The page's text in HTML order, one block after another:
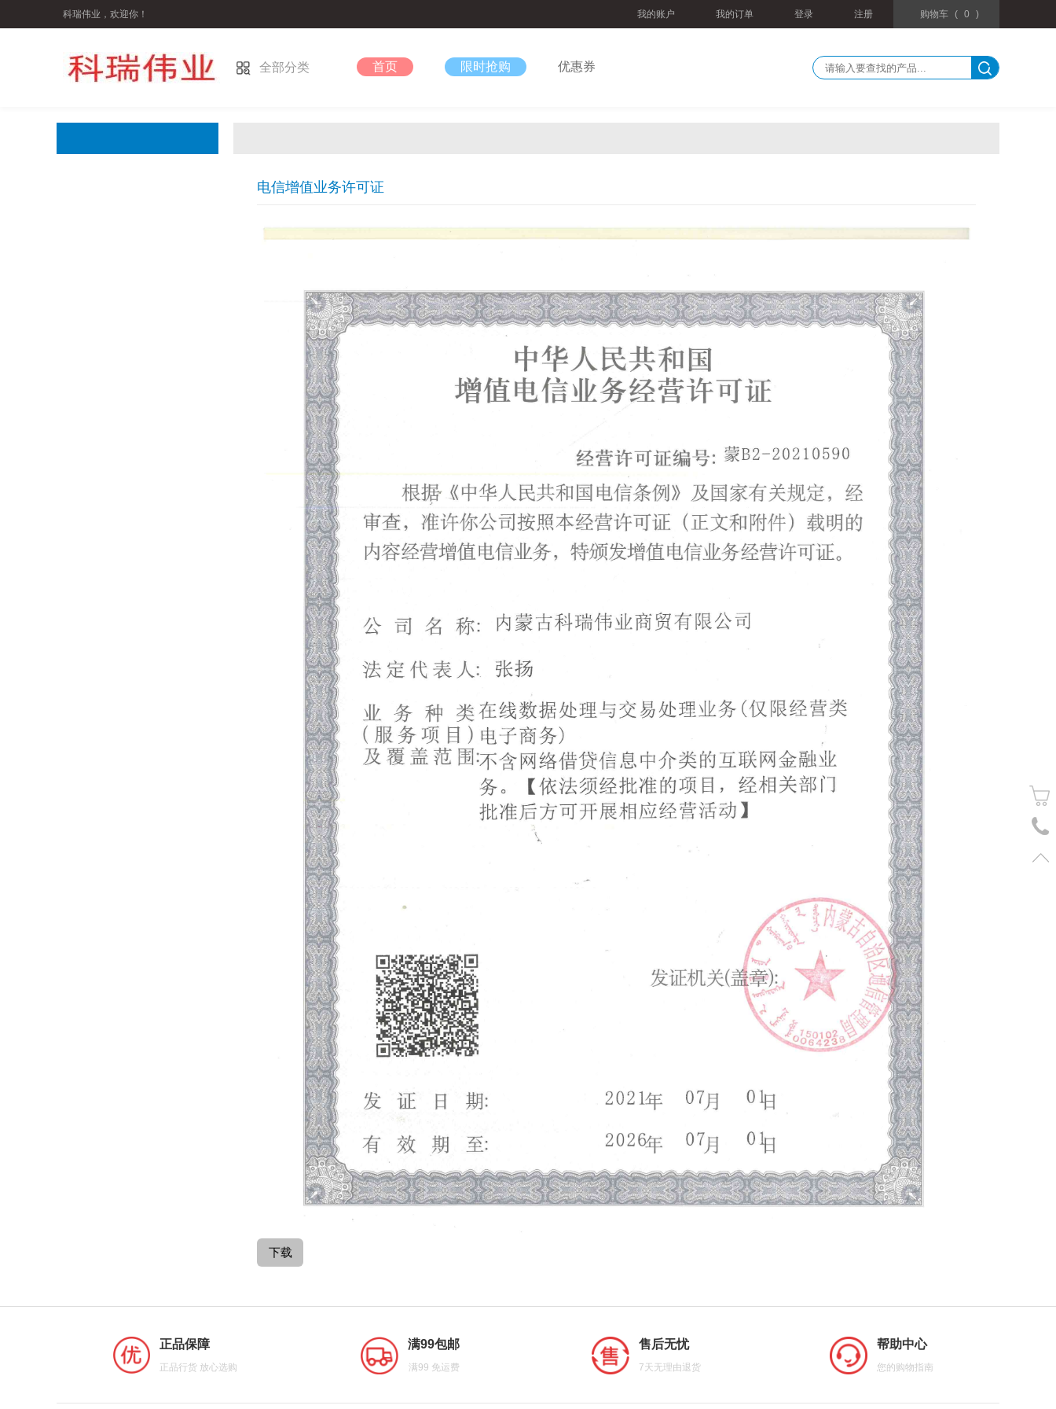
科瑞伟业，欢迎你！ 我的账户 我的订单 登录 注册 购物车 ( 0 )
全部分类 首页 限时抢购 优惠券
电信增值业务许可证
正品保障
正品行货 放心选购
满99包邮
满99 免运费
售后无忧
7天无理由退货
帮助中心
您的购物指南